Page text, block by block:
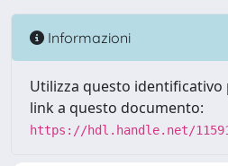
Informazioni
Utilizza questo
link a questo documento:
https://hdl.handle.net/